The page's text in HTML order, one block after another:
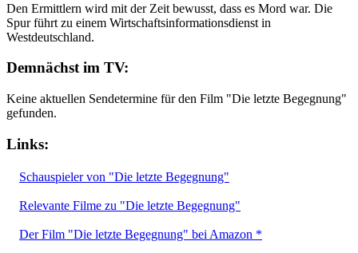
Den Ermittlern wird mit der Zeit bewusst, dass es Mord war. Die
Spur führt zu einem Wirtschaftsinformationsdienst in
Westdeutschland.
Demnächst im TV:
Keine aktuellen Sendetermine für den Film "Die letzte Begegnung"
gefunden.
Links:
Schauspieler von "Die letzte Begegnung"
Relevante Filme zu "Die letzte Begegnung"
Der Film "Die letzte Begegnung" bei Amazon *